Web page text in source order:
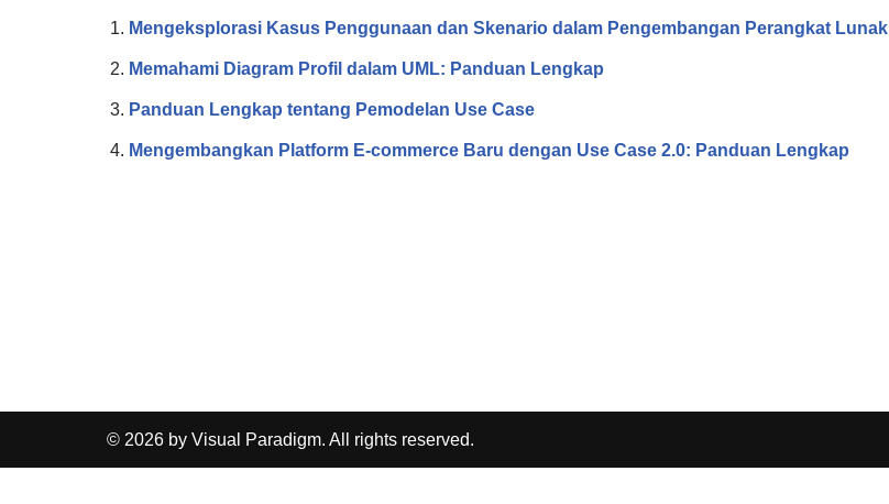
Mengeksplorasi Kasus Penggunaan dan Skenario dalam Pengembangan Perangkat Lunak
Memahami Diagram Profil dalam UML: Panduan Lengkap
Panduan Lengkap tentang Pemodelan Use Case
Mengembangkan Platform E-commerce Baru dengan Use Case 2.0: Panduan Lengkap
© 2026 by Visual Paradigm. All rights reserved.